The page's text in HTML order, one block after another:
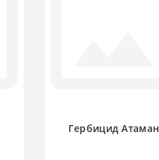
Гербицид Атаман